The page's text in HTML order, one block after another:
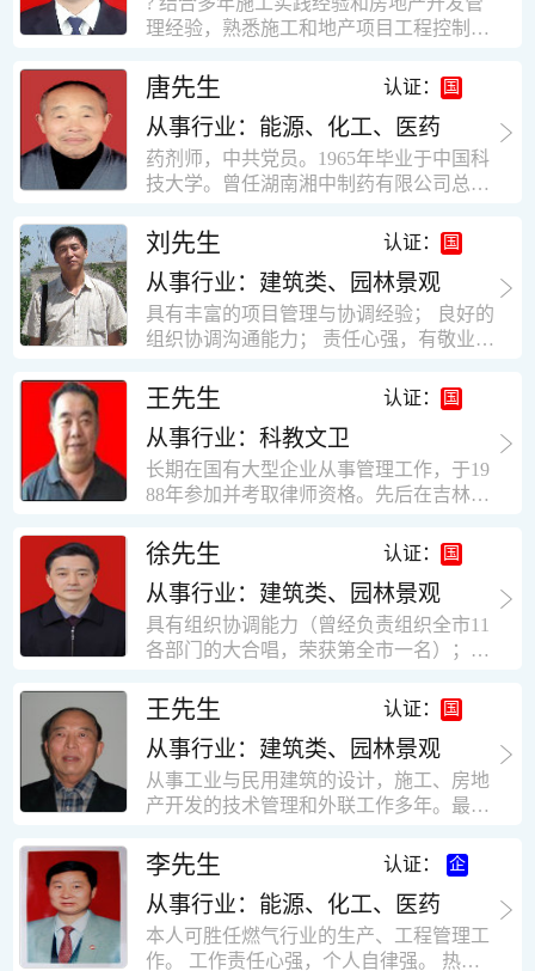
位上发挥自己的才能!积极的人生观，在我
的字典中没有“放弃”，始终坚信只要努力
快掌握一种新事物的能力。我的格言：也
许我不是最好的，但我会做得更好。知识
面广泛，头脑灵活，思维开阔敏捷，极富
创新精神。
年。从1978年进入本县建筑公司学徒开始
目经理、专业监理工程师等职。 管理过许
多各种结构的工业及民用建筑。1984年至
1986年就职于新疆乌鲁木齐铁路局劳动服
务公司建筑三工区任技术员。参于管理的
项目有：职工居乐部游艺楼，4000平方，
砖混结构。职工电教楼，8000平方，框架
方。1987至1981988年爱聘于郑州市荥阳
第二建筑公司，任郑州市天然气公司基地
建设项目施工员。该项目有15层办公楼及
裙楼一栋8000平方。框架结构。住宅楼4
栋16000平方，6层砖混结构。1989年至19
术负责人，该项目为水泥生产线，该项目
有圆形连体熟料仓12，每个直径9米高41
米，砖混结构，皮带运输走廊一个，框架
结构长185米，高5.2米的框架结构。1991
年调入新乡市新营建筑公司历任：七里三
营乡刘庄火力发电厂项目经理，该项目有
平方装配式工业厂房，焦作市林果住宅小
区项目经理，该项目有住宅楼9栋6层砖混
结构，总建筑面积36000平方米。2004年
限公司专业监理工程师，广东重工监理有
限公司任专业监理工程师，监督的工程
有：广东东莞市花润雪花啤酒厂二期扩建
工程，该工程有钢结构工业厂房2栋，每
栋9000平方米。东莞市新世纪花苑，该工
场；一栋17层。2栋总面积32000平方米，
框架结构。南奥园金州商业步行街等工
程。30年的工作经验积累，使自己能适应
建筑行业的多种工作岗位。
理经验，熟悉施工和地产项目工程控制要
意识，丰富的经营理念和管理手段，能独
立处理各种工程技术问题；具有较强的沟
通协调能力和组织管理能力； ? 近十多年
的房地产方面工作经验，现任职江苏雨润
农产品集团南昌公司副总经理兼工程总工
识，能够合理高效的做好企业内部管理和
人员结构调整；具有大型工程及房地产公
司管理经验，以及公关的能力和商务谈判
能力。 ? 自认为是个有良好职业道德、有
责任心、有敬业精神，能承受巨大工作压
力的职业经理人！……
唐先生 认证：
从事行业：能源、化工、医药
药剂师，中共党员。1965年毕业于中国科
技大学。曾任湖南湘中制药有限公司总工
员、理事。高级工程师，执业药师，中国
药学会高级会员。享受国务院津贴专家。
丙戊酸镁缓释片及其制备工艺国家发明专
利人。
刘先生 认证：
从事行业：建筑类、园林景观
具有丰富的项目管理与协调经验； 良好的
组织协调沟通能力； 责任心强，有敬业创
闭路电视监控系统、防盗报警系统、门禁
一卡通系统、停车场管理系统、巡更系
统、远程抄表系统等相关系统主流产品，
有较强的售前技术支持能力，并具有较丰
富的设备调试经验； 能独立完成系统集成
建与扩充经验，并具备教育训练能力；
王先生 认证：
从事行业：科教文卫
长期在国有大型企业从事管理工作，于19
88年参加并考取律师资格。先后在吉林油
辽宁华夏律师事务所和辽宁鑫诺律师事务
所执业。王律师在数十年的执业经历中，
多次与美国、英国、香港、北京、深圳等
地的律师共同办理法律事务。 对民商事的
诉讼和非诉讼的合同纠纷、劳动纠纷、债
对刑事案件、仲裁案件都颇有造诣。尤其
擅长处理涉及公司管理、企业改制，资产
收购重组等法律业务。王律师有多篇学术
论文在省部级会议和刊物上发表。数十年
的执业经历中，王律师经办了数百起诉讼
和非诉讼案件，取得了较好的经济效益和
律师一贯的工作作风；法律第一和当事人
合法权益第一，忠诚和敬业是王福营律师
的永恒的追求。
徐先生 认证：
从事行业：建筑类、园林景观
具有组织协调能力（曾经负责组织全市11
各部门的大合唱，荣获第全市一名）；知
等领域）；实际工作能力强，且经验丰
富。
王先生 认证：
从事行业：建筑类、园林景观
从事工业与民用建筑的设计，施工、房地
产开发的技术管理和外联工作多年。最大
最高26层。基础理论和专业技术知识功底
深厚，能熟练从事复杂技术工程的设计与
计算工作，有丰富的大中型工程项目的施
工技术经验。知识广博，设计、施工、予
决算、资产评估等都有较深造诣。曾独立
李先生 认证：
从事行业：能源、化工、医药
本人可胜任燃气行业的生产、工程管理工
作。 工作责任心强，个人自律强。 热爱